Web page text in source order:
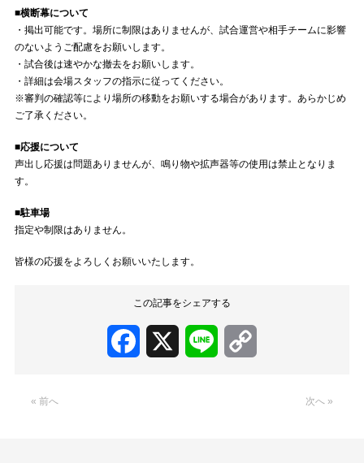
■横断幕について
・掲出可能です。場所に制限はありませんが、試合運営や相手チームに影響
のないようご配慮をお願いします。
・試合後は速やかな撤去をお願いします。
・詳細は会場スタッフの指示に従ってください。
※審判の確認等により場所の移動をお願いする場合があります。あらかじめ
ご了承ください。
■応援について
声出し応援は問題ありませんが、鳴り物や拡声器等の使用は禁止となりま
す。
■駐車場
指定や制限はありません。
皆様の応援をよろしくお願いいたします。
この記事をシェアする
Facebook Line
« 前へ 次へ »